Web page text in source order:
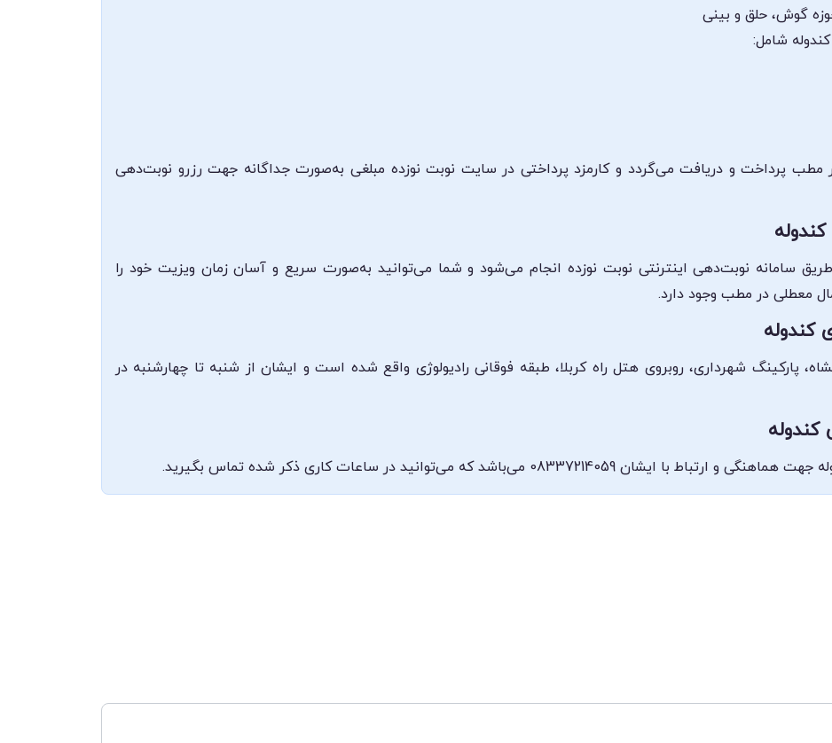
گوش، حلق و بینی
شامل:
در مطب پرداخت و دریافت می‌گردد و کارمزد پرداختی در سایت نوبت نوزده مبلغی به‌صورت جداگانه جهت رزرو نوبت‌دهی
طریق سامانه نوبت‌دهی اینترنتی نوبت نوزده انجام می‌شود و شما می‌توانید به‌صورت سریع و آسان زمان ویزیت خود را
معطلی در مطب وجود دارد.
کندوله
پارکینگ شهرداری، روبروی هتل راه کربلا، طبقه فوقانی رادیولوژی واقع شده است و ایشان از شنبه تا چهارشنبه در
کندوله
می‌باشد که می‌توانید در ساعات کاری ذکر شده تماس بگیرید.